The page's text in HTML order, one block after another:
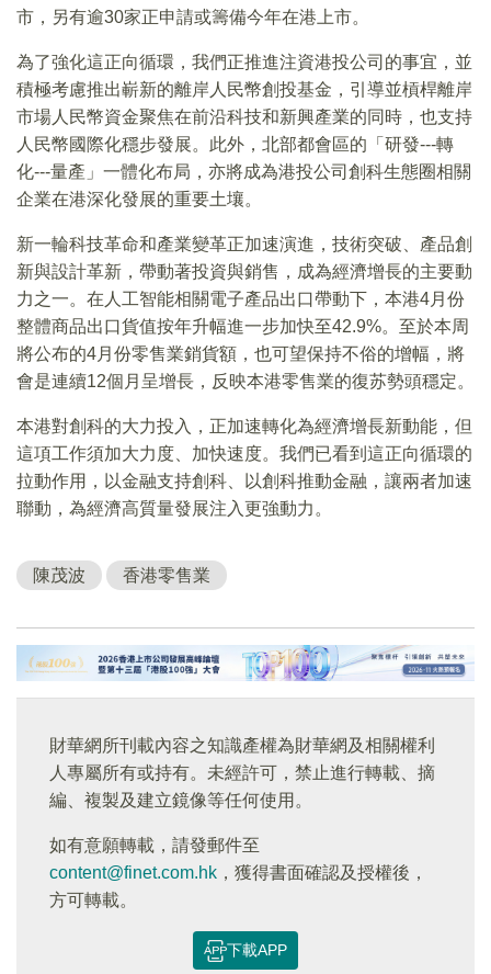
市，另有逾30家正申請或籌備今年在港上市。
為了強化這正向循環，我們正推進注資港投公司的事宜，並
積極考慮推出嶄新的離岸人民幣創投基金，引導並槓桿離岸
市場人民幣資金聚焦在前沿科技和新興產業的同時，也支持
人民幣國際化穩步發展。此外，北部都會區的「研發---轉
化---量產」一體化布局，亦將成為港投公司創科生態圈相關
企業在港深化發展的重要土壤。
新一輪科技革命和產業變革正加速演進，技術突破、產品創
新與設計革新，帶動著投資與銷售，成為經濟增長的主要動
力之一。在人工智能相關電子產品出口帶動下，本港4月份
整體商品出口貨值按年升幅進一步加快至42.9%。至於本周
將公布的4月份零售業銷貨額，也可望保持不俗的增幅，將
會是連續12個月呈增長，反映本港零售業的復苏勢頭穩定。
本港對創科的大力投入，正加速轉化為經濟增長新動能，但
這項工作須加大力度、加快速度。我們已看到這正向循環的
拉動作用，以金融支持創科、以創科推動金融，讓兩者加速
聯動，為經濟高質量發展注入更強動力。
陳茂波 香港零售業
財華網所刊載內容之知識產權為財華網及相關權利
人專屬所有或持有。未經許可，禁止進行轉載、摘
編、複製及建立鏡像等任何使用。
如有意願轉載，請發郵件至
content@finet.com.hk ，獲得書面確認及授權後，
方可轉載。
下載APP